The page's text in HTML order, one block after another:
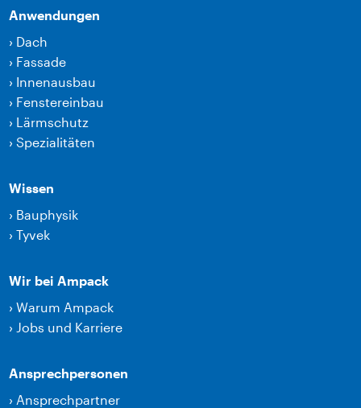
Anwendungen
› Dach
› Fassade
› Innenausbau
› Fenstereinbau
› Lärmschutz
›Spezialitäten
Wissen
› Bauphysik
›Tyvek
Wir bei Ampack
›Warum Ampack
›Jobs und Karriere
Ansprechpersonen
› Ansprechpartner